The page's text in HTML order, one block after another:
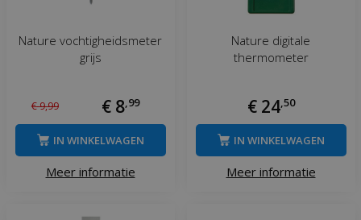
Nature vochtigheidsmeter
grijs
€9,99 € 8 99
Meer informatie
IN WINKELWAGEN
Nature digitale
thermometer
€ 24 50
Meer informatie
IN WINKELWAGEN